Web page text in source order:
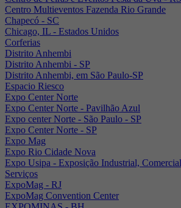
Centro Multieventos Fazenda Rio Grande
Chapecó - SC
Chicago, IL - Estados Unidos
Corferias
Distrito Anhembi
Distrito Anhembi - SP
Distrito Anhembi, em São Paulo-SP
Espacio Riesco
Expo Center Norte
Expo Center Norte - Pavilhão Azul
Expo center Norte - São Paulo - SP
Expo Center Norte - SP
Expo Mag
Expo Rio Cidade Nova
Expo Usipa - Exposição Industrial,
Serviços
ExpoMag - RJ
ExpoMag Convention Center